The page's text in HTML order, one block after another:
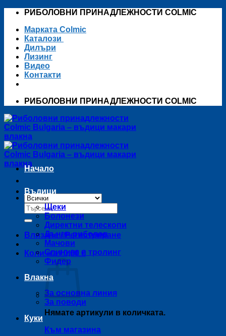
Skip
content
РИБОЛОВНИ ПРИНАДЛЕЖНОСТИ COLMIC
Марката Colmic
Каталози
Дилъри
Лизинг
Видео
Контакти
РИБОЛОВНИ ПРИНАДЛЕЖНОСТИ COLMIC
Търсене
за:
Влизане / Регистриране
Количка /0,00 €
Нямате артикули в количката.
Към магазина
Начало
Въдици
Щеки
Болонези
Директни телескопи
Дънен риболов
Мачови
Спининг и тролинг
Фидер
Влакна
За основна линия
За поводи
Куки